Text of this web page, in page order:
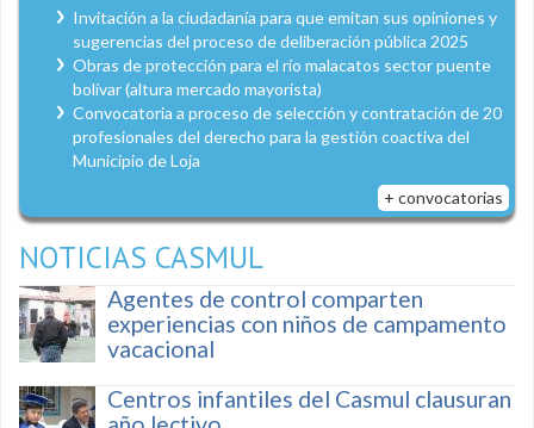
Invitación a la ciudadanía para que emitan sus opiniones y
sugerencias del proceso de deliberación pública 2025
Obras de protección para el río malacatos sector puente
bolívar (altura mercado mayorista)
Convocatoria a proceso de selección y contratación de 20
profesionales del derecho para la gestión coactiva del
Municipio de Loja
+ convocatorias
NOTICIAS CASMUL
Agentes de control comparten
experiencias con niños de campamento
vacacional
Centros infantiles del Casmul clausuran